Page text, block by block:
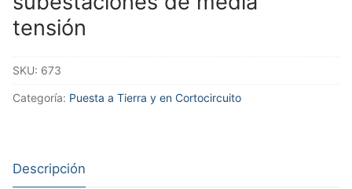
tensión
SKU: 673
Categoría: Puesta a Tierra y en Cortocircuito
Descripción